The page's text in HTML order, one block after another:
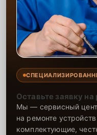
обеспечиваем точность
работу устройства после
качественные решения по
максимальную
Оставьте заявку на
Мы — сервисный
на ремонте
комплектующие,